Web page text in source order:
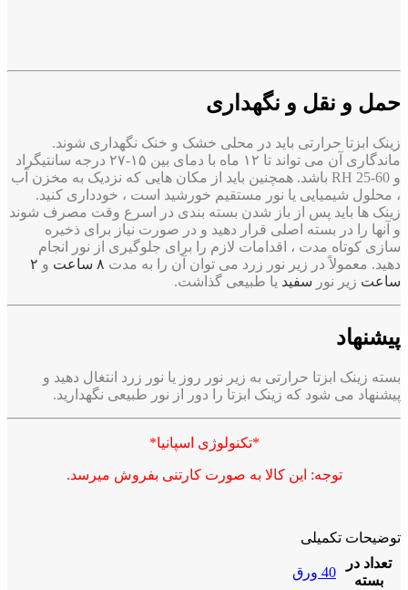
حمل و نقل و نگهداری
زینک ابزتا حرارتی باید در محلی خشک و خنک نگهداری شوند.
ماندگاری آن می تواند تا ۱۲ ماه با دمای بین ۱۵-۲۷ درجه سانتیگراد
و RH 25-60 باشد. همچنین باید از مکان هایی که نزدیک به مخزن آب
، محلول شیمیایی یا نور مستقیم خورشید است ، خودداری کنید.
زینک ها باید پس از باز شدن بسته بندی در اسرع وقت مصرف شوند
و آنها را در بسته اصلی قرار دهید و در صورت نیاز برای ذخیره
سازی کوتاه مدت ، اقدامات لازم را برای جلوگیری از نور انجام
دهید. معمولاً در زیر نور زرد می توان آن را به مدت ۸ ساعت و ۲
ساعت زیر نور سفید یا طبیعی گذاشت.
پیشنهاد
بسته زینک ابزتا حرارتی به زیر نور روز یا نور زرد انتغال دهید و
پیشنهاد می شود که زینک ابزتا را دور از نور طبیعی نگهدارید.
*تکنولوژی اسپانیا*
توجه: این کالا به صورت کارتنی بفروش میرسد.
توضیحات تکمیلی
تعداد در
بسته
40 ورق